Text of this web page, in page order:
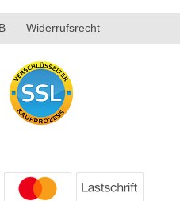
Widerrufsrecht